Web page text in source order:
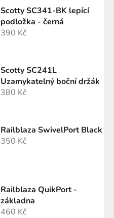
Scotty SC341-BK lepící
podložka - černá
390 Kč
Scotty SC241L
Uzamykatelný boční držák
380 Kč
Railblaza SwivelPort Black
350 Kč
Railblaza QuikPort -
základna
460 Kč